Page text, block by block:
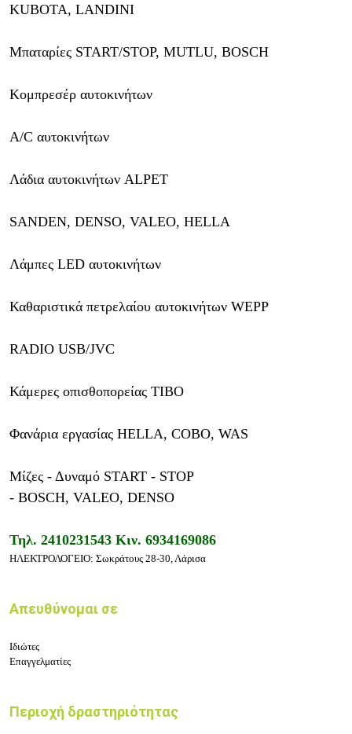
KUBOTA, LANDINI
Μπαταρίες START/STOP, MUTLU, BOSCH
Κομπρεσέρ αυτοκινήτων
A/C αυτοκινήτων
Λάδια αυτοκινήτων ALPET
SANDEN, DENSO, VALEO, HELLA
Λάμπες LED αυτοκινήτων
Καθαριστικά πετρελαίου αυτοκινήτων WEPP
RADIO USB/JVC
Κάμερες οπισθοπορείας TIBO
Φανάρια εργασίας HELLA, COBO, WAS
Μίζες - Δυναμό START - STOP
- BOSCH, VALEO, DENSO
Τηλ. 2410231543 Κιν. 6934169086
ΗΛΕΚΤΡΟΛΟΓΕΙΟ: Σωκράτους 28-30, Λάρισα
Απευθύνομαι σε
Ιδιώτες
Επαγγελματίες
Περιοχή δραστηριότητας